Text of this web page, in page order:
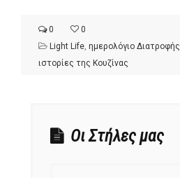
0
0
Light Life ημερολόγιο Διατροφής
ιστορίες της Κουζίνας
Οι Στήλες μας